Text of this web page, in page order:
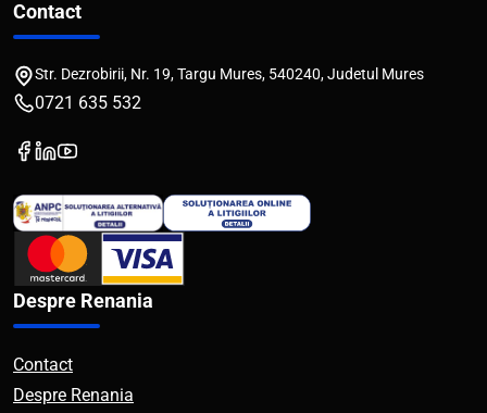
Contact
Str. Dezrobirii, Nr. 19, Targu Mures, 540240, Judetul Mures
0721 635 532
Despre Renania
Contact
Despre Renania